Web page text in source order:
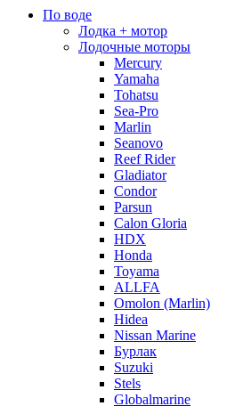
По воде
Лодка + мотор
Лодочные моторы
Mercury
Yamaha
Tohatsu
Sea-Pro
Marlin
Seanovo
Reef Rider
Gladiator
Condor
Parsun
Calon Gloria
HDX
Honda
Toyama
ALLFA
Omolon (Marlin)
Hidea
Nissan Marine
Бурлак
Suzuki
Stels
Globalmarine